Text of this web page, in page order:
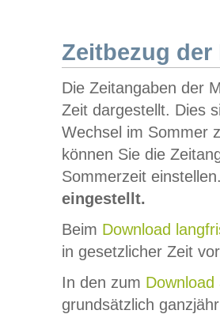
Zeitbezug der
Die Zeitangaben der
Zeit dargestellt. Dies
Wechsel im Sommer
können Sie die
Sommerzeit
eingestellt.
Beim Download
in gesetzlicher Zeit
In den zum Download
grundsätzlich